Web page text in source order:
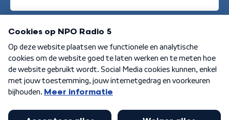
Aanmelden
Algemene voorwaarden Privacybeleid